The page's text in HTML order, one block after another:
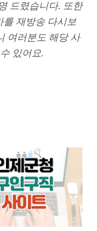
드렸습니다. 또한
를 재방송 다시보
여러분도 해당 사
있어요.